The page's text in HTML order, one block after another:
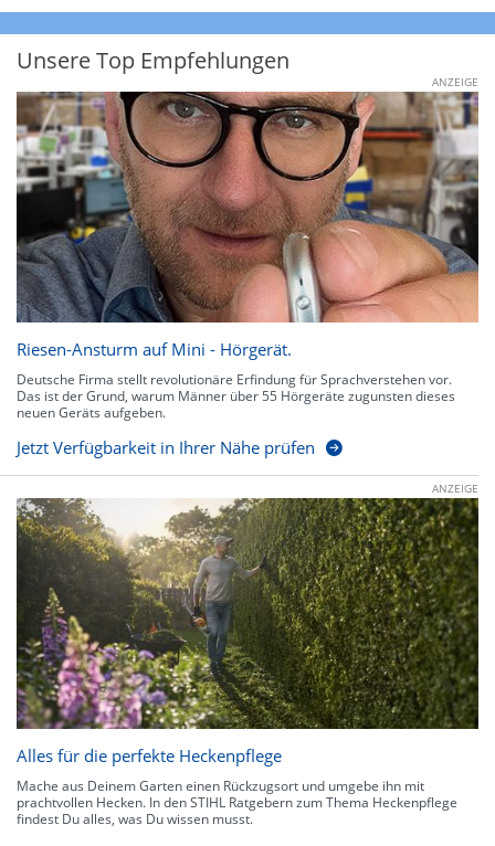
Unsere Top Empfehlungen
ANZEIGE
Riesen-Ansturm auf Mini - Hörgerät.
Deutsche Firma stellt revolutionäre Erfindung für Sprachverstehen vor.
Das ist der Grund, warum Männer über 55 Hörgeräte zugunsten dieses
neuen Geräts aufgeben.
Jetzt Verfügbarkeit in Ihrer Nähe prüfen
ANZEIGE
Alles für die perfekte Heckenpflege
Mache aus Deinem Garten einen Rückzugsort und umgebe ihn mit
prachtvollen Hecken. In den STIHL Ratgebern zum Thema Heckenpflege
findest Du alles, was Du wissen musst.